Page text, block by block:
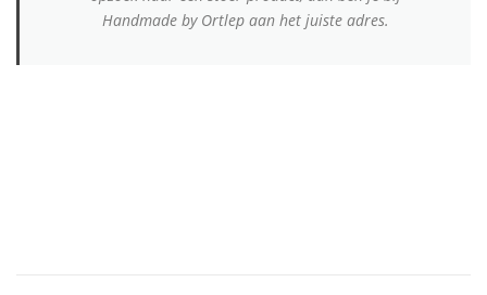
Handmade by Ortlep aan het juiste adres.